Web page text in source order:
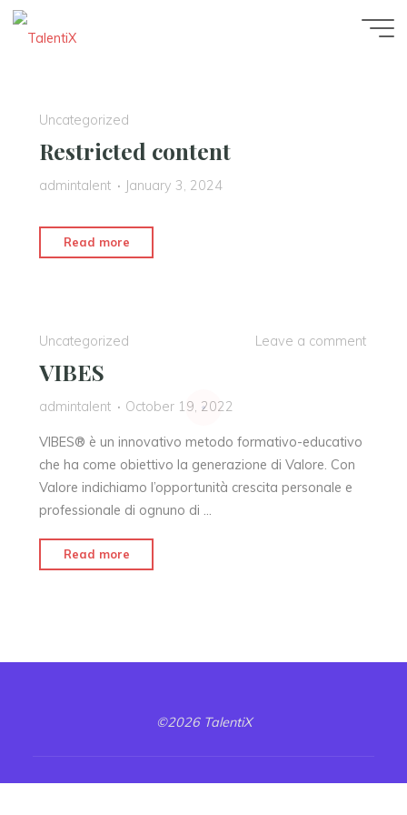
Uncategorized
Restricted content
admintalent January 3, 2024
Read more
Uncategorized Leave a comment
VIBES
admintalent October 19, 2022
VIBES® è un innovativo metodo formativo-educativo
che ha come obiettivo la generazione di Valore. Con
Valore indichiamo l’opportunità crescita personale e
professionale di ognuno di …
Read more
©2026 TalentiX